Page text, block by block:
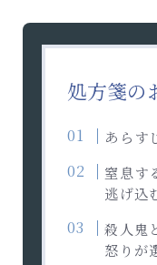
処方箋の
あらす
窒息す
逃げ込
殺人鬼
怒りが